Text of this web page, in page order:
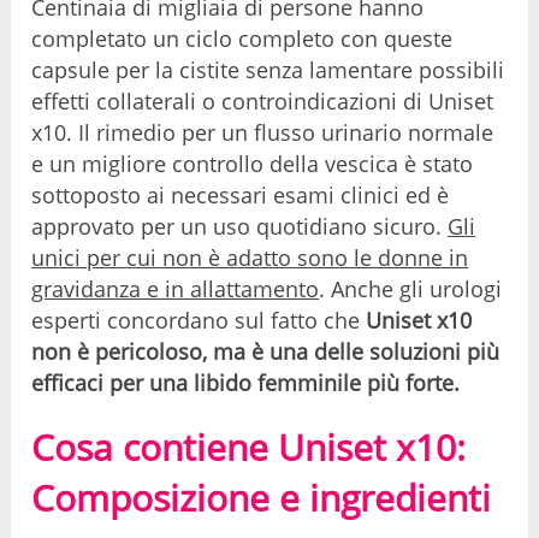
Centinaia di migliaia di persone hanno
completato un ciclo completo con queste
capsule per la cistite senza lamentare possibili
effetti collaterali o controindicazioni di Uniset
x10. Il rimedio per un flusso urinario normale
e un migliore controllo della vescica è stato
sottoposto ai necessari esami clinici ed è
approvato per un uso quotidiano sicuro. Gli
unici per cui non è adatto sono le donne in
gravidanza e in allattamento. Anche gli urologi
esperti concordano sul fatto che Uniset x10
non è pericoloso, ma è una delle soluzioni più
efficaci per una libido femminile più forte.
Cosa contiene Uniset x10:
Composizione e ingredienti